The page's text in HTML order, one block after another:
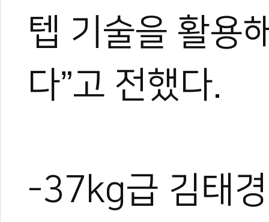
텝 기술을 활용
다”고 전했다.
-37kg급 김태
#UAE #아랍에미리티 #왕세자 #난민팀 #오윤주 #김태경
#
#신남초
#전지훈련 #스텝 #RTA #AIN #조정원 #샤르키 #셰이크